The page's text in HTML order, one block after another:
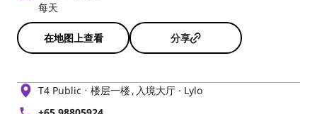
每天
在地图上查看 分享
T4 Public 楼层一楼 入境大厅 · Lylo